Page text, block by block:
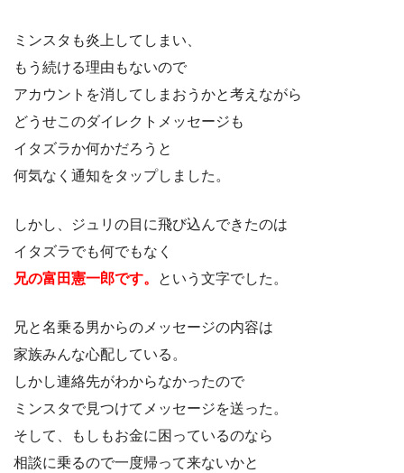
ミンスタも炎上してしまい、
もう続ける理由もないので
アカウントを消してしまおうかと考えながら
どうせこのダイレクトメッセージも
イタズラか何かだろうと
何気なく通知をタップしました。
しかし、ジュリの目に飛び込んできたのは
イタズラでも何でもなく
兄の富田憲一郎です。
という文字でした。
兄と名乗る男からのメッセージの内容は
家族みんな心配している。
しかし連絡先がわからなかったので
ミンスタで見つけてメッセージを送った。
そして、もしもお金に困っているのなら
相談に乗るので一度帰って来ないかと